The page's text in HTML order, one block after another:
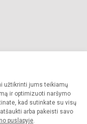
užtikrinti jums teikiamų
ir optimizuoti naršymo
kad sutinkate su visų
arba pakeisti savo
puslapyje.
teisės saugomos.
griežtai draudžiama.
valdymas